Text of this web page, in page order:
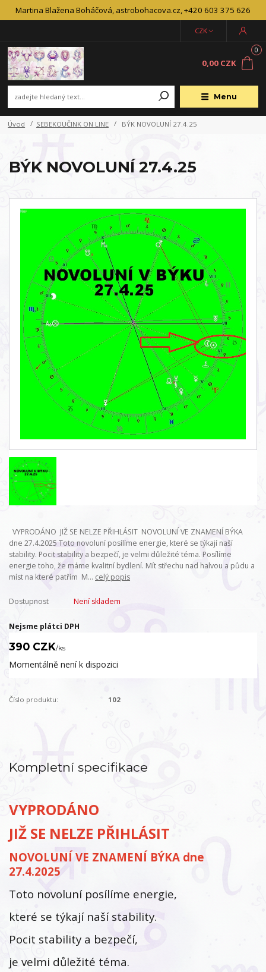
Martina Blažena Boháčová, astrobohacova.cz, +420 603 375 626
Menu
CZK
0
0,00 CZK
Úvod SEBEKOUČINK ON LINE BÝK NOVOLUNÍ 27.4.25
BÝK NOVOLUNÍ 27.4.25
VYPRODÁNO JIŽ SE NELZE PŘIHLÁSIT NOVOLUNÍ VE ZNAMENÍ BÝKA
dne 27.4.2025 Toto novoluní posílíme energie, které se týkají naší
stability. Pocit stability a bezpečí, je velmi důležité téma. Posílíme
energie toho, že máme kvalitní bydlení. Mít střechu nad halvou a půdu a
míst na které patřím M... celý popis
Dostupnost Není skladem
Nejsme plátci DPH
390 CZK/ks
Momentálně není k dispozici
Číslo produktu: 102
Kompletní specifikace
VYPRODÁNO
JIŽ SE NELZE PŘIHLÁSIT
NOVOLUNÍ VE ZNAMENÍ BÝKA dne
27.4.2025
Toto novoluní posílíme energie,
které se týkají naší stability.
Pocit stability a bezpečí,
je velmi důležité téma.